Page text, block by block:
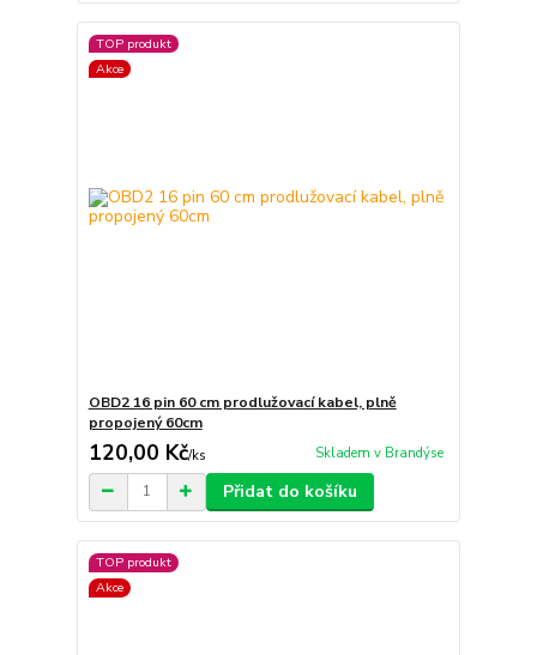
TOP produkt
Akce
OBD2 16 pin 60 cm prodlužovací kabel, plně
propojený 60cm
120,00 Kč/ks Skladem v Brandýse
Přidat do košíku
TOP produkt
Akce